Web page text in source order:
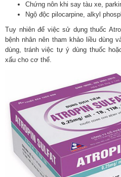
Chứng nôn khi say tàu xe,
Ngộ độc pilocarpine, alkyl
Tuy nhiên để việc sử dụng thuốc
bệnh nhân nên tham khảo liều dùng
dùng, tránh việc tự ý dùng thuốc
xấu cho cơ thể.